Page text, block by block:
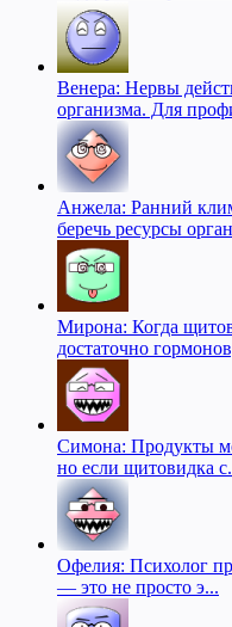
Венера: Нервы
организма. Для
Анжела: Ранний
беречь ресурсы
Мирона: Когда
достаточно
Симона: Продукты
но если щитовидка
Офелия: Психолог
— это не просто э...